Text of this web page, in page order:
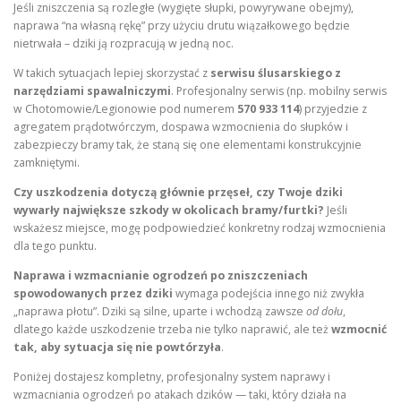
Jeśli zniszczenia są rozległe (wygięte słupki, powyrywane obejmy),
naprawa “na własną rękę” przy użyciu drutu wiązałkowego będzie
nietrwała – dziki ją rozpracują w jedną noc.
W takich sytuacjach lepiej skorzystać z serwisu ślusarskiego z
narzędziami spawalniczymi. Profesjonalny serwis (np. mobilny serwis
w Chotomowie/Legionowie pod numerem 570 933 114) przyjedzie z
agregatem prądotwórczym, dospawa wzmocnienia do słupków i
zabezpieczy bramy tak, że staną się one elementami konstrukcyjnie
zamkniętymi.
Czy uszkodzenia dotyczą głównie przęseł, czy Twoje dziki
wywarły największe szkody w okolicach bramy/furtki? Jeśli
wskażesz miejsce, mogę podpowiedzieć konkretny rodzaj wzmocnienia
dla tego punktu.
Naprawa i wzmacnianie ogrodzeń po zniszczeniach
spowodowanych przez dziki wymaga podejścia innego niż zwykła
„naprawa płotu”. Dziki są silne, uparte i wchodzą zawsze od dołu,
dlatego każde uszkodzenie trzeba nie tylko naprawić, ale teżwzmocnić
tak, aby sytuacja się nie powtórzyła.
Poniżej dostajesz kompletny, profesjonalny system naprawy i
wzmacniania ogrodzeń po atakach dzików — taki, który działa na